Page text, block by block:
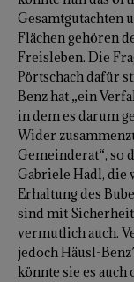
Gesamtgutachten
Flächen gehören
Freisleben. Die
Pörtschach dafür
Benz hat „ein
in dem es darum
Wider
Gemeinderat“, so
Gabriele Hadl, die
Erhaltung des
sind mit
vermutlich auch.
jedoch Häusl-
könnte sie es